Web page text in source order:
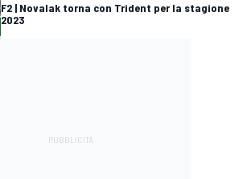
F2 | Novalak torna con Trident per la stagione
2023